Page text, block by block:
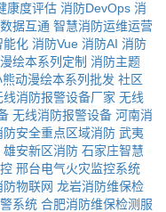
康度评估 消防DevOps 消
据互通 智慧消防运维运营
能化 消防Vue 消防AI 消防
绘本系列定制 消防主题
动漫绘本系列批发 社区
线消防报警设备厂家 无线
无线消防报警设备 河南消
防安全重点区域消防 武夷
雄安新区消防 石家庄智慧
邢台电气火灾监控系统
物联网 龙岩消防维保检
系统 合肥消防维保检测服